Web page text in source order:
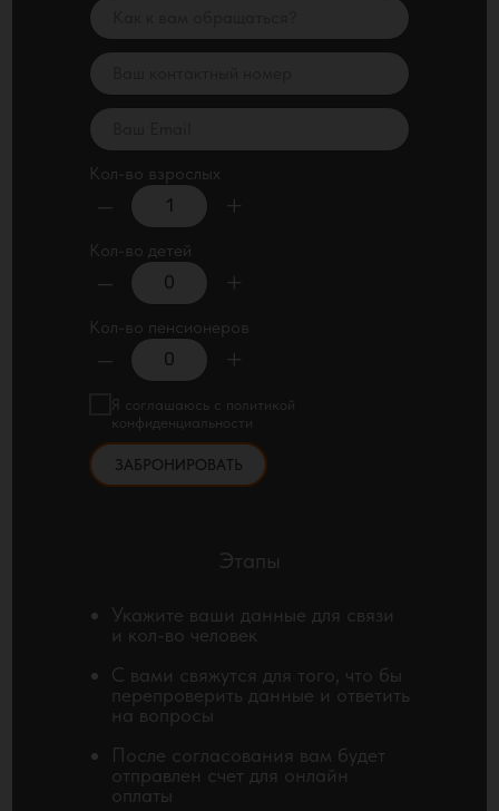
Этапы
Укажите ваши данные для связи
и кол-во человек
С вами свяжутся для того, что бы
перепроверить данные и ответить
на вопросы
После согласования вам будет
отправлен счет для онлайн
оплаты
Кол-во взрослых
– +
Кол-во детей
– +
Кол-во пенсионеров
– +
Я соглашаюсь с политикой
конфиденциальности
ЗАБРОНИРОВАТЬ